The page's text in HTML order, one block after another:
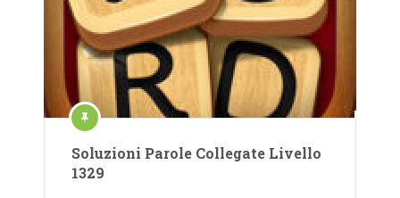
Soluzioni Parole Collegate Livello
1329